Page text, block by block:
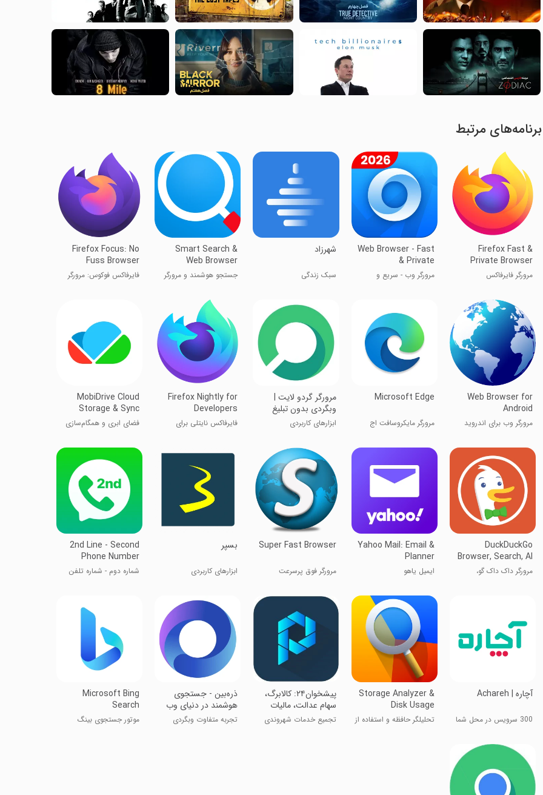
برنامه‌های مرتبط
Firefox Fast &
Private Browser
مرورگر فایرفاکس
Web Browser - Fast
& Private
مرورگر وب - سریع و
‏‏‏شهرزاد
سبک زندگی
Smart Search &
Web Browser
جستجو هوشمند و مرورگر
Firefox Focus: No
Fuss Browser
فایرفاکس فوکوس: مرورگر
Web Browser for
Android
مرورگر وب برای اندروید
Microsoft Edge
مرورگر مایکروسافت اج
مرورگر گردو لایت |
وبگردی بدون تبلیغ
ابزارهای کاربردی
Firefox Nightly for
Developers
فایرفاکس نایتلی برای
MobiDrive Cloud
Storage & Sync
فضای ابری و همگام‌سازی
DuckDuckGo
Browser, Search, AI
مرورگر داک داک گو،
Yahoo Mail: Email &
Planner
ایمیل یاهو
Super Fast Browser
مرورگر فوق پرسرعت
بسپر
ابزارهای کاربردی
2nd Line - Second
Phone Number
شماره دوم - شماره تلفن
‏آچاره | Achareh
300 سرویس در محل شما
Storage Analyzer &
Disk Usage
تحلیلگر حافظه و استفاده از
‏‏پیشخوان۲۴: کالابرگ،
سهام عدالت، مالیات
خودرو
تجمیع خدمات شهروندی
‏‏‏‏‏ذره‌بین - جستجوی
هوشمند در دنیای وب
تجربه متفاوت وبگردی
Microsoft Bing
Search
موتور جستجوی بینگ